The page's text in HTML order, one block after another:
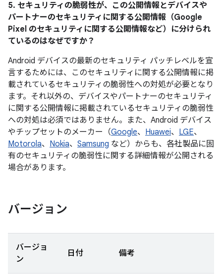
5. セキュリティの脆弱性が、この公開情報とデバイスや
パートナーのセキュリティに関する公開情報（Google
Pixel のセキュリティに関する公開情報など）に分けられ
ているのはなぜですか？
Android デバイスの最新のセキュリティ パッチレベルを宣
言するためには、このセキュリティに関する公開情報に掲
載されているセキュリティの脆弱性への対処が必要となり
ます。それ以外の、デバイスやパートナーのセキュリティ
に関する公開情報に掲載されているセキュリティの脆弱性
への対処は必須ではありません。また、Android デバイス
やチップセットのメーカー（Google、 Huawei、 LGE、
Motorola、 Nokia、 Samsung など）からも、各社製品に固
有のセキュリティの脆弱性に関する詳細情報が公開される
場合があります。
バージョン
バージョ
ン
日付 備考